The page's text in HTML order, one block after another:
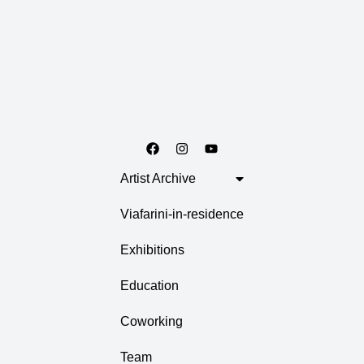
Artist Archive
Viafarini-in-residence
Exhibitions
Education
Coworking
Team